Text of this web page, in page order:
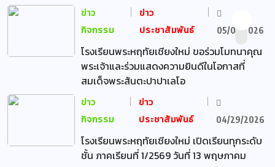
ข่าว
กิจกรรม
ข่าว
ประชาสัมพันธ์
05/07/2026
โรงเรียนพระหฤทัยเชียงใหม่ ขอร่วมโมทนาคุณ
พระเจ้าและร่วมแสดงความยินดีในโอกาสที่
สมเด็จพระสันตะปาปาเลโอ
ข่าว
กิจกรรม
ข่าว
ประชาสัมพันธ์
04/29/2026
โรงเรียนพระหฤทัยเชียงใหม่ เปิดเรียนทุกระดับ
ชั้น ภาคเรียนที่ 1/2569 วันที่ 13 พฤษภาคม